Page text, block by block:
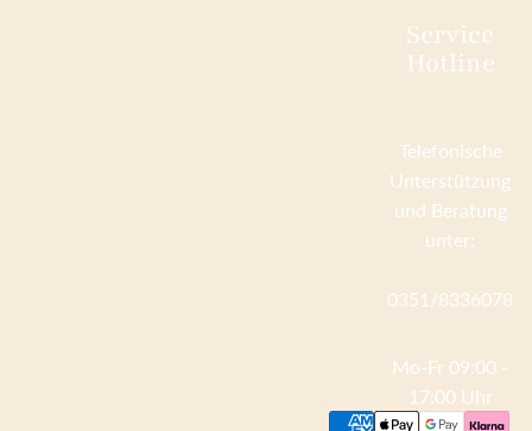
Service
Hotline
Telefonische
Unterstützung
und Beratung
unter:
0351/8336078
Mo-Fr 09:00 -
17:00 Uhr
Zahlungsmethoden